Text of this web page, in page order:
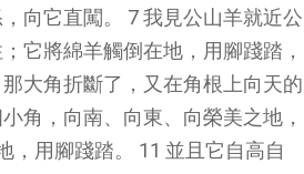
向它直闖。 7 我見公山羊就近公
它將綿羊觸倒在地，用腳踐踏，
大角折斷了，又在角根上向天的
角，向南、向東、向榮美之地，
，用腳踐踏。 11 並且它自高自